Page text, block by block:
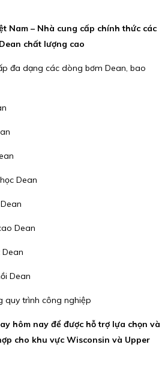
Nam – Nhà cung cấp chính thức các
chất lượng cao
đa dạng các dòng bơm Dean, bao
Dean
Dean
Dean
quy trình công nghiệp
hôm nay để được hỗ trợ lựa chọn và
cho khu vực Wisconsin và Upper